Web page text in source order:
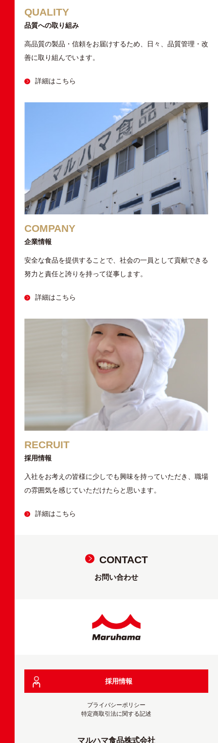
QUALITY
品質への取り組み
高品質の製品・信頼をお届けするため、
日々、品質管理・改
善に取り組んでいます。
詳細はこちら
COMPANY
企業情報
安全な食品を提供することで、社会の一員として貢献できる
努力と責任と誇りを持って従事します。
詳細はこちら
RECRUIT
採用情報
入社をお考えの皆様に少しでも興味を持っていただき、職場
の雰囲気を感じていただけたらと思います。
詳細はこちら
CONTACT
お問い合わせ
採用情報
プライバシーポリシー
特定商取引法に関する記述
マルハマ食品株式会社